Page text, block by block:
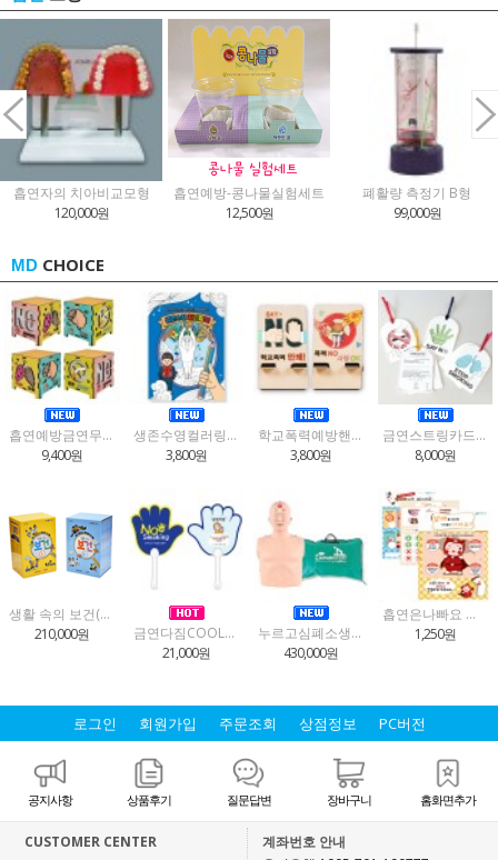
흡연자의 치아비교모형
120,000원
흡연예방-콩나물실험세트
12,500원
폐활량 측정기 B형
99,000원
MD CHOICE
흡연예방금연무드등만들기
9,400원
생존수영컬러링북
3,800원
학교폭력예방핸드폰거치대만들기(2종택1)
3,800원
금연스트링카드(금연서약서)4인용
8,000원
생활 속의 보건(5,6학년)
210,000원
금연다짐COOL부채(30개입)
21,000원
누르고심폐소생마네킹
430,000원
흡연은나빠요 스티커놀이
1,250원
로그인 회원가입 주문조회 상점정보 PC버전
공지사항 상품후기 질문답변 장바구니 홈화면추가
CUSTOMER CENTER
계좌번호 안내